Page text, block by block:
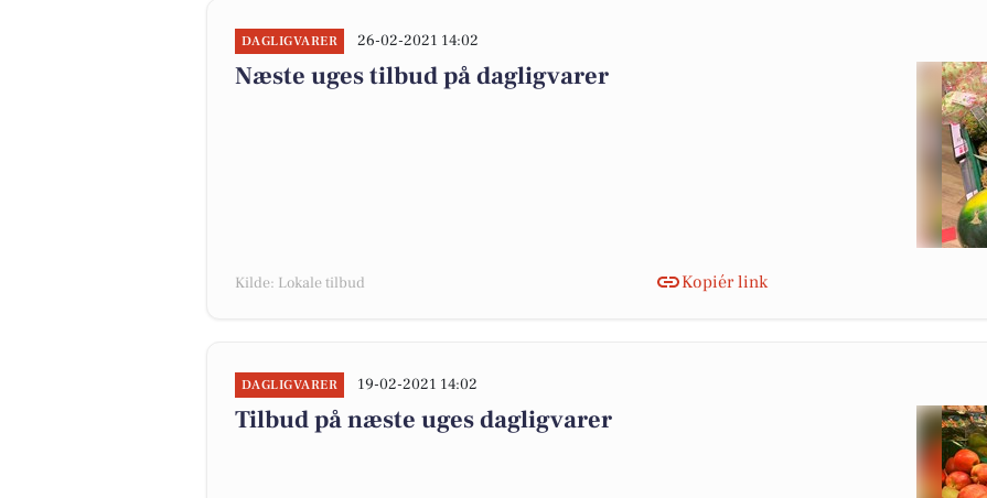
DAGLIGVARER 26-02-2021 14:02
Næste uges tilbud på dagligvarer
Kilde: Lokale tilbud Kopiér link
DAGLIGVARER 19-02-2021 14:02
Tilbud på næste uges dagligvarer